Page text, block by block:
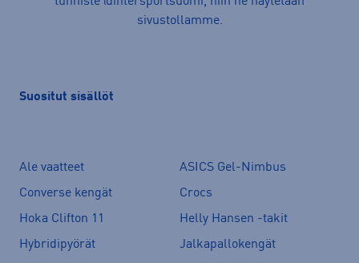
sivustollamme.
Suositut sisällöt
Ale vaatteet
ASICS Gel-Nimbus
Converse kengät
Crocs
Hoka Clifton 11
Helly Hansen -takit
Hybridipyörät
Jalkapallokengät